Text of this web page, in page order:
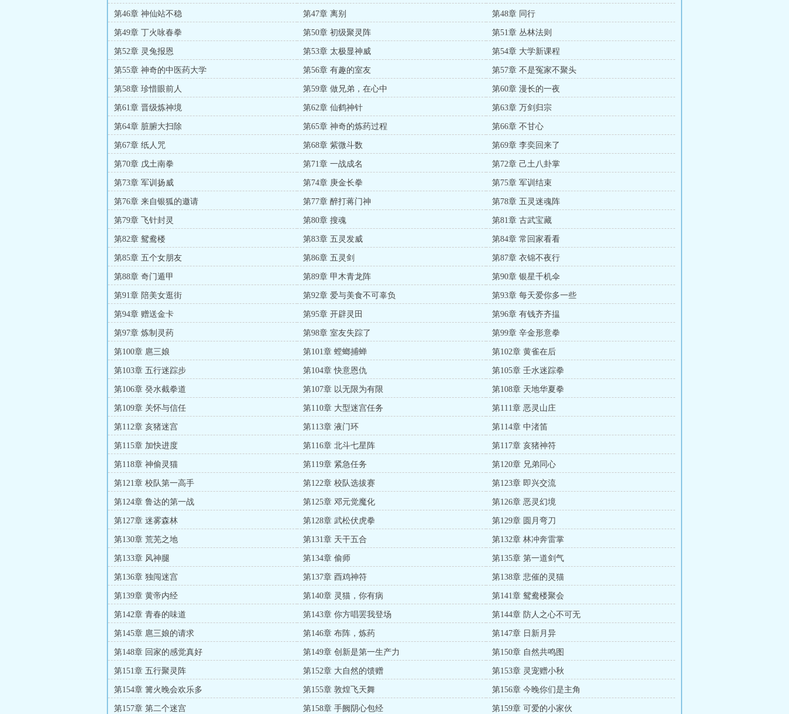
第46章 神仙站不稳 第47章 离别 第48章 同行
第49章 丁火咏春拳 第50章 初级聚灵阵 第51章 丛林法则
第52章 灵兔报恩 第53章 太极显神威 第54章 大学新课程
第55章 神奇的中医药大学 第56章 有趣的室友 第57章 不是冤家不聚头
第58章 珍惜眼前人 第59章 做兄弟，在心中 第60章 漫长的一夜
第61章 晋级炼神境 第62章 仙鹤神针 第63章 万剑归宗
第64章 脏腑大扫除 第65章 神奇的炼药过程 第66章 不甘心
第67章 纸人咒 第68章 紫微斗数 第69章 李奕回来了
第70章 戊土南拳 第71章 一战成名 第72章 己土八卦掌
第73章 军训扬威 第74章 庚金长拳 第75章 军训结束
第76章 来自银狐的邀请 第77章 醉打蒋门神 第78章 五灵迷魂阵
第79章 飞针封灵 第80章 搜魂 第81章 古武宝藏
第82章 鸳鸯楼 第83章 五灵发威 第84章 常回家看看
第85章 五个女朋友 第86章 五灵剑 第87章 衣锦不夜行
第88章 奇门遁甲 第89章 甲木青龙阵 第90章 银星千机伞
第91章 陪美女逛街 第92章 爱与美食不可辜负 第93章 每天爱你多一些
第94章 赠送金卡 第95章 开辟灵田 第96章 有钱齐齐揾
第97章 炼制灵药 第98章 室友失踪了 第99章 辛金形意拳
第100章 扈三娘 第101章 螳螂捕蝉 第102章 黄雀在后
第103章 五行迷踪步 第104章 快意恩仇 第105章 壬水迷踪拳
第106章 癸水截拳道 第107章 以无限为有限 第108章 天地华夏拳
第109章 关怀与信任 第110章 大型迷宫任务 第111章 恶灵山庄
第112章 亥猪迷宫 第113章 液门环 第114章 中渚笛
第115章 加快进度 第116章 北斗七星阵 第117章 亥猪神符
第118章 神偷灵猫 第119章 紧急任务 第120章 兄弟同心
第121章 校队第一高手 第122章 校队选拔赛 第123章 即兴交流
第124章 鲁达的第一战 第125章 邓元觉魔化 第126章 恶灵幻境
第127章 迷雾森林 第128章 武松伏虎拳 第129章 圆月弯刀
第130章 荒芜之地 第131章 天干五合 第132章 林冲奔雷掌
第133章 风神腿 第134章 偷师 第135章 第一道剑气
第136章 独闯迷宫 第137章 酉鸡神符 第138章 悲催的灵猫
第139章 黄帝内经 第140章 灵猫，你有病 第141章 鸳鸯楼聚会
第142章 青春的味道 第143章 你方唱罢我登场 第144章 防人之心不可无
第145章 扈三娘的请求 第146章 布阵，炼药 第147章 日新月异
第148章 回家的感觉真好 第149章 创新是第一生产力 第150章 自然共鸣图
第151章 五行聚灵阵 第152章 大自然的馈赠 第153章 灵宠赠小秋
第154章 篝火晚会欢乐多 第155章 敦煌飞天舞 第156章 今晚你们是主角
第157章 第二个迷宫 第158章 手阙阴心包经 第159章 可爱的小家伙